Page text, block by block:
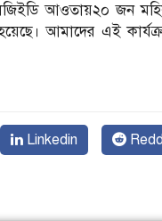
আওতায়২০ জন
আমাদের এই
Linkedin